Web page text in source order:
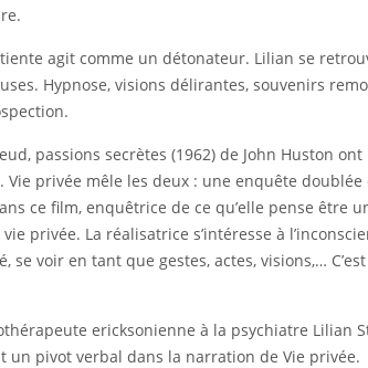
agit comme un détonateur. Lilian se
Hypnose, visions délirantes, souvenirs
passions secrètes (1962) de John Huston
privée mêle les deux : une enquête
ce film, enquêtrice de ce qu’elle pense être
La réalisatrice s’intéresse à
voir en tant que gestes, actes, visions,…
ericksonienne à la psychiatre Lilian
un pivot verbal dans la narration de Vie privée.